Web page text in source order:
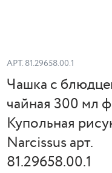
АРТ. 81.29658.00.1
Чашка с
чайная 300 мл
Купольная
Narcissus арт.
81.29658.00.1